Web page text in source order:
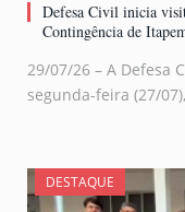
Defesa Civil inicia
Contingência de
29/07/26 – A Defesa
segunda-feira (27/
DESTAQUE